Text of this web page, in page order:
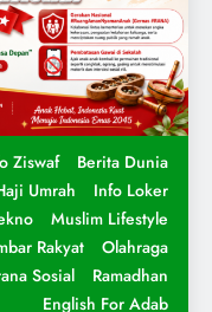
Ziswaf
Berita Dunia
Umrah
Info Loker
Muslim Lifestyle
Rakyat
Olahraga
Sosial
Ramadhan
English For Adab